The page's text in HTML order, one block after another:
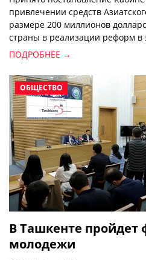
привлечении средств
размере 200 миллионов
страны в реализации реформ в
сообщает norma.uz
ПОДРОБНЕЕ →
ОБЩЕСТВО
В Ташкенте пройдет
молодежи